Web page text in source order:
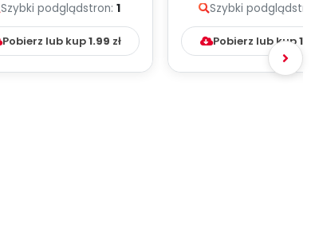
Szybki podglądstron: 1
Pobierz lub kup1.99 zł
Szybki podgląd
Pobierz lub kup